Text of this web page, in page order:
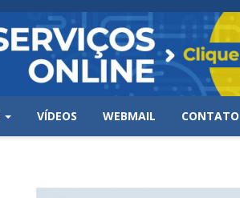
VÍDEOS WEBMAIL CONTATO